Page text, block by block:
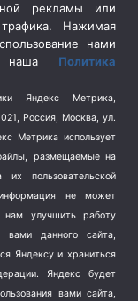
рекламы или
Нажимая
нами
наша Политика
Яндекс Метрика,
Россия, Москва, ул.
Метрика использует
размещаемые на
пользовательской
не может
нам улучшить работу
вами данного сайта,
Яндексу и храниться
Яндекс будет
вами сайта,